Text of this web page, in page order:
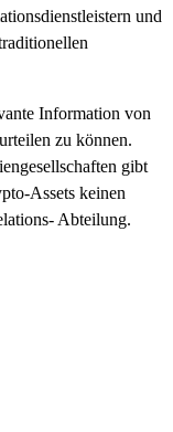
und
Information von
zu können.
gibt
Assets keinen
Abteilung.